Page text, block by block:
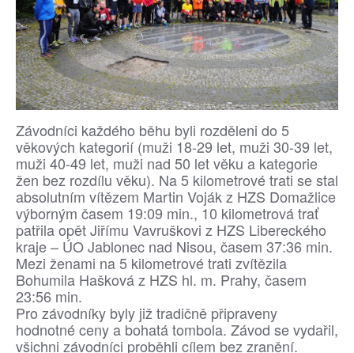
Závodníci každého běhu byli rozděleni do 5
věkových kategorií (muži 18-29 let, muži 30-39 let,
muži 40-49 let, muži nad 50 let věku a kategorie
žen bez rozdílu věku). Na 5 kilometrové trati se stal
absolutním vítězem Martin Voják z HZS Domažlice
výborným časem 19:09 min., 10 kilometrová trať
patřila opět Jiřímu Vavruškovi z HZS Libereckého
kraje – ÚO Jablonec nad Nisou, časem 37:36 min.
Mezi ženami na 5 kilometrové trati zvítězila
Bohumila Hašková z HZS hl. m. Prahy, časem
23:56 min.
Pro závodníky byly již tradičně připraveny
hodnotné ceny a bohatá tombola. Závod se vydařil,
všichni závodníci proběhli cílem bez zranění.